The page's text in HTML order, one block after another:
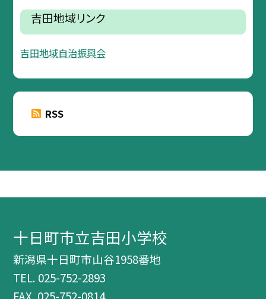
吉田地域リンク
吉田地域自治振興会
RSS
十日町市立吉田小学校
新潟県十日町市山谷1958番地
TEL. 025-752-2893